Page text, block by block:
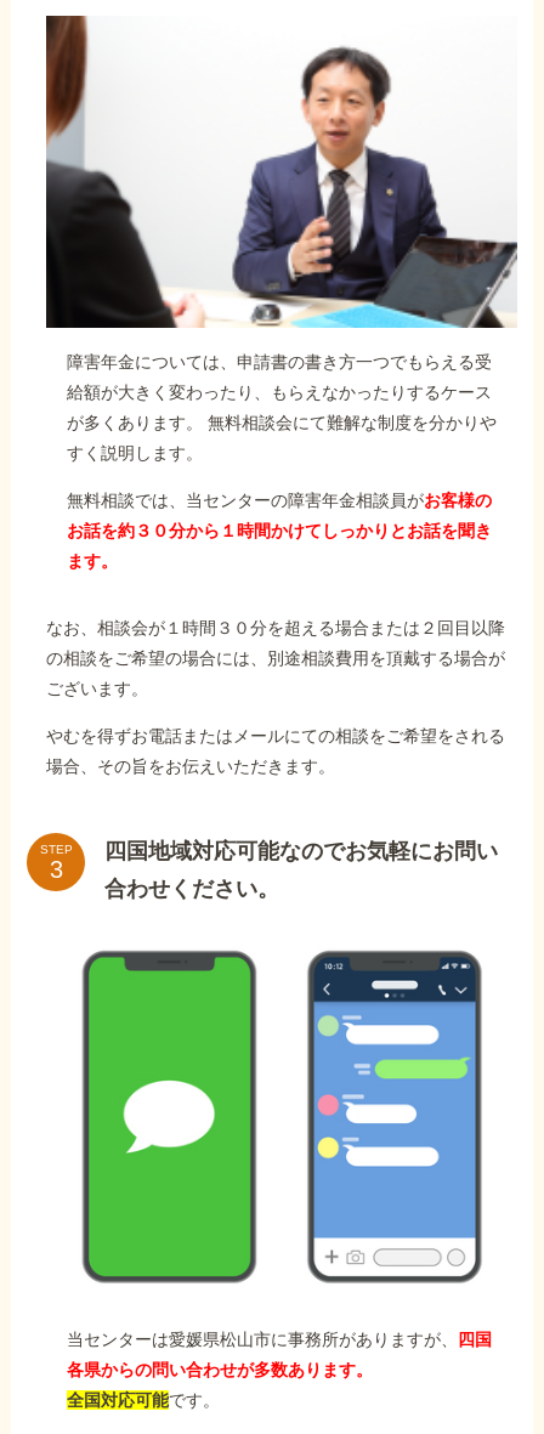
障害年金については、申請書の書き方一つでもらえる受
給額が大きく変わったり、もらえなかったりするケース
が多くあります。 無料相談会にて難解な制度を分かりや
すく説明します。
無料相談では、当センターの障害年金相談員がお客様の
お話を約３０分から１時間かけてしっかりとお話を聞き
ます。
なお、相談会が１時間３０分を超える場合または２回目以降
の相談をご希望の場合には、別途相談費用を頂戴する場合が
ございます。
やむを得ずお電話またはメールにての相談をご希望をされる
場合、その旨をお伝えいただきます。
STEP
四国地域対応可能なのでお気軽にお問い
合わせください。
当センターは愛媛県松山市に事務所がありますが、
四国
各県からの問い合わせが多数あります。
全国対応可能です。